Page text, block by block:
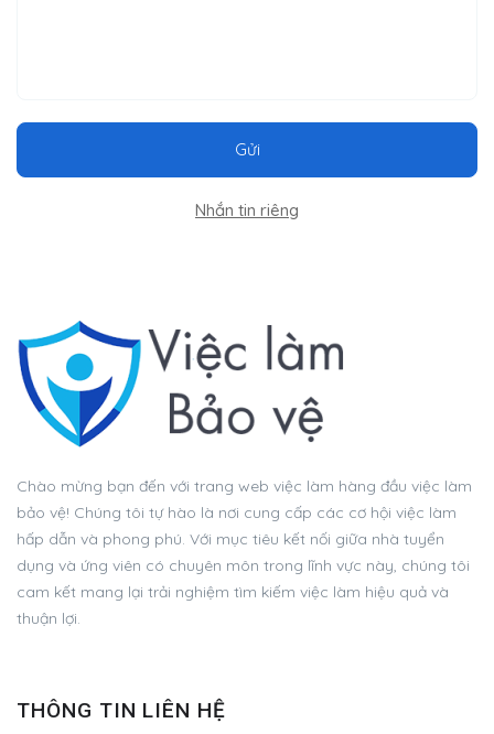
Gửi
Nhắn tin riêng
Chào mừng bạn đến với trang web việc làm hàng đầu việc làm
bảo vệ! Chúng tôi tự hào là nơi cung cấp các cơ hội việc làm
hấp dẫn và phong phú. Với mục tiêu kết nối giữa nhà tuyển
dụng và ứng viên có chuyên môn trong lĩnh vực này, chúng tôi
cam kết mang lại trải nghiệm tìm kiếm việc làm hiệu quả và
thuận lợi.
THÔNG TIN LIÊN HỆ